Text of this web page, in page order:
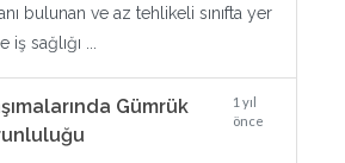
bulunan ve az tehlikeli sınıfta yer
sağlığı ...
Gümrük
1 yıl
önce